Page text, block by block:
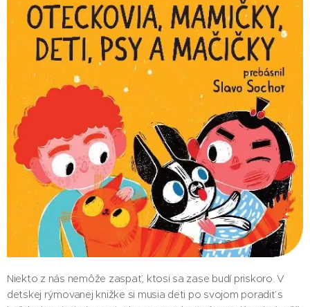
Niekto z nás nemôže zaspať, ktosi sa zase budí priskoro. V
detskej rýmovanej knižke si musia deti po svojom poradiť s